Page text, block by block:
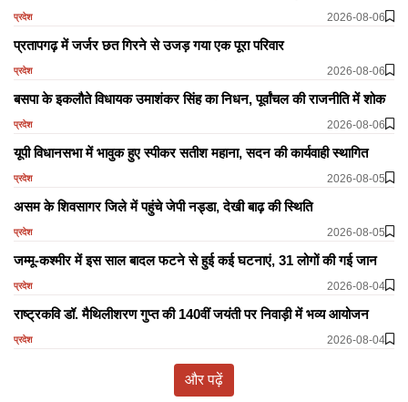
प्रदेश 2026-08-06
प्रतापगढ़ में जर्जर छत गिरने से उजड़ गया एक पूरा परिवार
प्रदेश 2026-08-06
बसपा के इकलौते विधायक उमाशंकर सिंह का निधन, पूर्वांचल की राजनीति में शोक
प्रदेश 2026-08-06
यूपी विधानसभा में भावुक हुए स्पीकर सतीश महाना, सदन की कार्यवाही स्थागित
प्रदेश 2026-08-05
असम के शिवसागर जिले में पहुंचे जेपी नड्डा, देखी बाढ़ की स्थिति
प्रदेश 2026-08-05
जम्मू-कश्मीर में इस साल बादल फटने से हुई कई घटनाएं, 31 लोगों की गई जान
प्रदेश 2026-08-04
राष्ट्रकवि डॉ. मैथिलीशरण गुप्त की 140वीं जयंती पर निवाड़ी में भव्य आयोजन
प्रदेश 2026-08-04
और पढ़ें